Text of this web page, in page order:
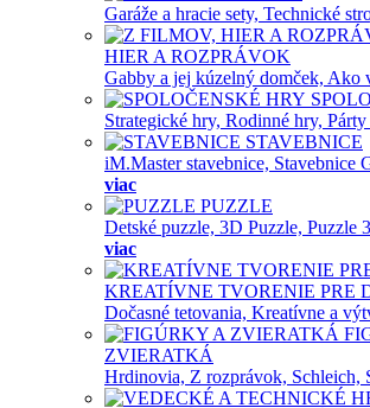
Garáže a hracie sety, Technické
HIER A ROZPRÁVOK
Gabby a jej kúzelný domček, Ako
Strategické hry, Rodinné hry, Párty
STAVEBNICE
iM.Master stavebnice, Stavebnice
viac
PUZZLE
Detské puzzle, 3D Puzzle, Puzzle
viac
KREATÍVNE TVORENIE PRE
Dočasné tetovania, Kreatívne a
ZVIERATKÁ
Hrdinovia, Z rozprávok, Schleich,